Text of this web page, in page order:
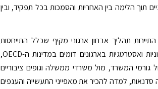
תוך הלימה בין האחריות והסמכות בכל תפקיד, ובין
תהליך אבחון ארגוני מקיף שכלל התייחסות
למחקר השוואתי ביחס למגמות ארגוניות ואסטרטגיות בארגונים דומים במדינות ה-OECD,
גורמי המשרד, מול משרדי ממשלה וגופים ציבוריים
סדנאות, למדה להכיר את מאפייני התעשייה והענפים